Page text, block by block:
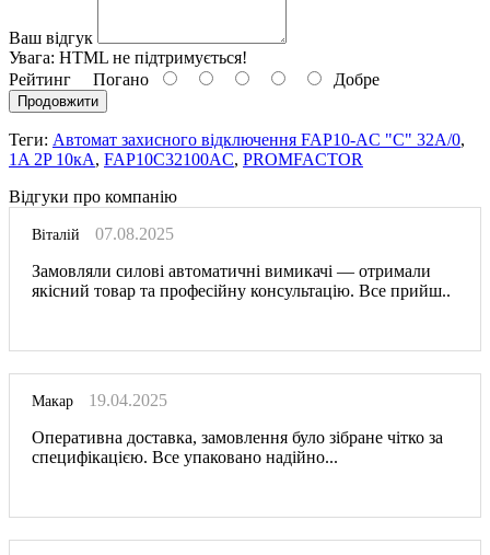
Ваш відгук
Увага: HTML не підтримується!
Рейтинг Погано Добре
Продовжити
Теги: Автомат захисного відключення FAP10-AC "C" 32А/0,
1A 2P 10кА, FAP10C32100AC, PROMFACTOR
Відгуки про компанію
Віталій
07.08.2025
Замовляли силові автоматичні вимикачі — отримали
якісний товар та професійну консультацію. Все прийш..
Макар
19.04.2025
Оперативна доставка, замовлення було зібране чітко за
специфікацією. Все упаковано надійно...